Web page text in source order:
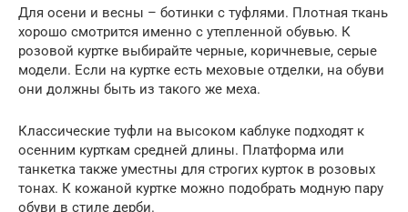
Для осени и весны – ботинки с туфлями. Плотная ткань
хорошо смотрится именно с утепленной обувью. К
розовой куртке выбирайте черные, коричневые, серые
модели. Если на куртке есть меховые отделки, на обуви
они должны быть из такого же меха.
Классические туфли на высоком каблуке подходят к
осенним курткам средней длины. Платформа или
танкетка также уместны для строгих курток в розовых
тонах. К кожаной куртке можно подобрать модную пару
обуви в стиле дерби.